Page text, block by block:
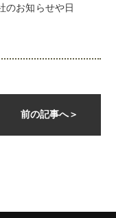
のお知らせや日
前の記事へ＞